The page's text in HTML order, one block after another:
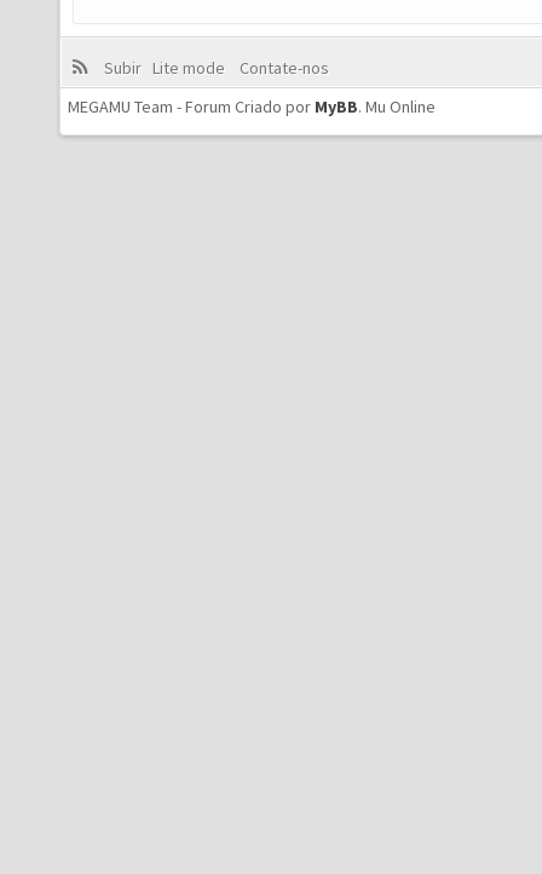
Subir Lite mode
Contate-nos
MEGAMU Team - Forum Criado por MyBB. Mu Online